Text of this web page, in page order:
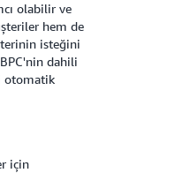
olabilir ve
hem de
isteğini
dahili
otomatik
için